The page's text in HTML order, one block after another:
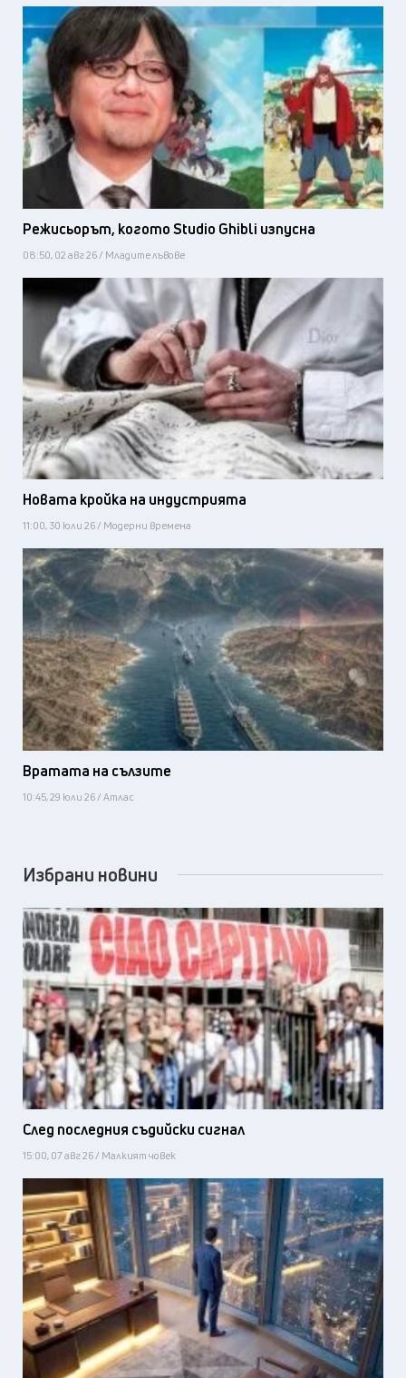
Режисьорът, когото Studio Ghibli изпусна
08:50, 02 авг 26 / Младите лъвове
Новата кройка на индустрията
11:00, 30 юли 26 / Модерни времена
Вратата на сълзите
10:45, 29 юли 26 / Атлас
Избрани новини
След последния съдийски сигнал
15:00, 07 авг 26 / Малкият човек